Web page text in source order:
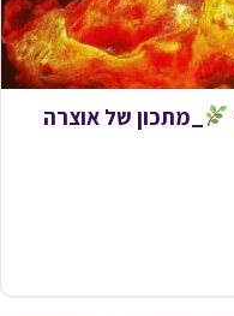
_מתכון של אוצרה